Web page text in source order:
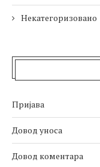
Некатегоризовано
Пријава
Довод уноса
Довод коментара